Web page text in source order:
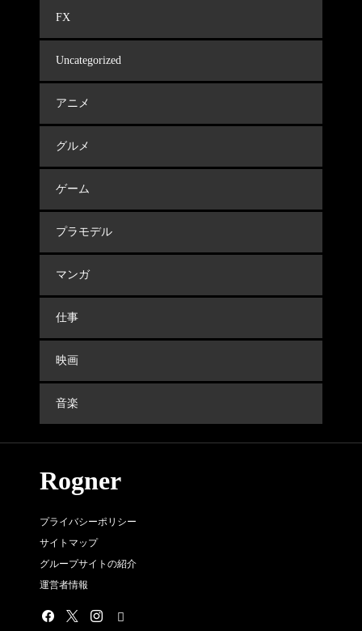
FX
Uncategorized
アニメ
グルメ
ゲーム
プラモデル
マンガ
仕事
映画
音楽
Rogner
プライバシーポリシー
サイトマップ
グループサイトの紹介
運営者情報